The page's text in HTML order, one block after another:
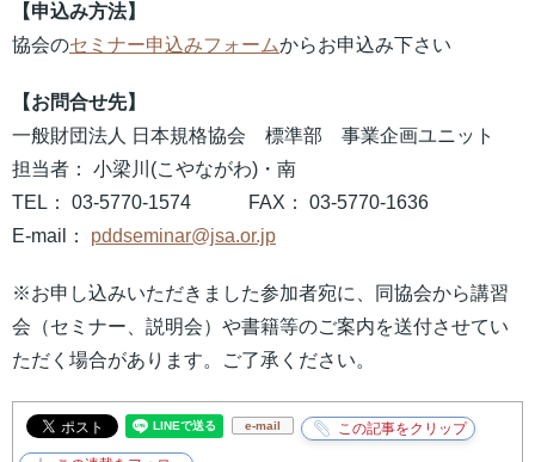
【申込み方法】
協会のセミナー申込みフォームからお申込み下さい
【お問合せ先】
一般財団法人 日本規格協会 標準部 事業企画ユニット
担当者： 小梁川(こやながわ)・南
TEL： 03-5770-1574 FAX： 03-5770-1636
E-mail： pddseminar@jsa.or.jp
※お申し込みいただきました参加者宛に、同協会から講習
会（セミナー、説明会）や書籍等のご案内を送付させてい
ただく場合があります。ご了承ください。
e-mail